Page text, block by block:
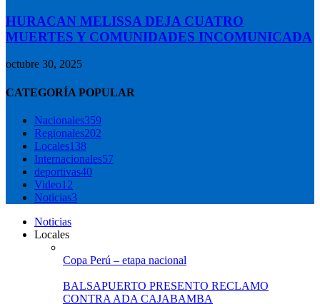
HURACAN MELISSA DEJA CUATRO
MUERTES Y COMUNIDADES INCOMUNICADA
octubre 30, 2025
CATEGORÍA POPULAR
Nacionales359
Regionales202
Locales138
Internacionales57
deportivas40
Video12
Noticias3
Noticias
Locales
Copa Perú – etapa nacional
BALSAPUERTO PRESENTO RECLAMO
CONTRA ADA CAJABAMBA